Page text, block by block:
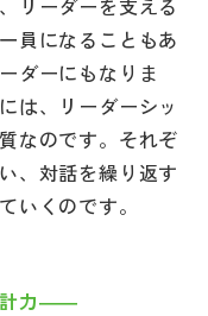
リーダーを支える
員になることもあ
ダーにもなりま
は、リーダーシッ
なのです。それぞ
、対話を繰り返す
いくのです。
計力――